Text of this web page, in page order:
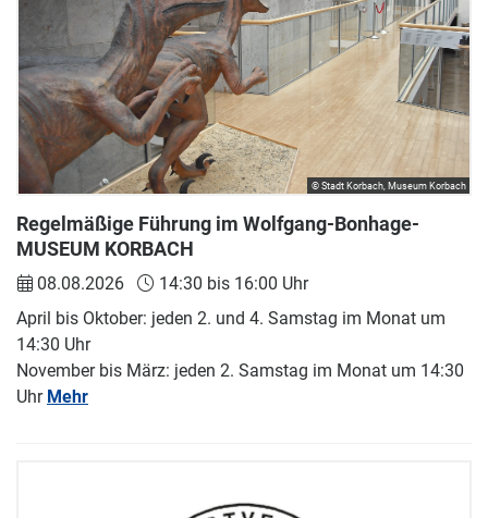
Regelmäßige Führung im Wolfgang-Bonhage-
MUSEUM KORBACH
08.08.2026
14:30 bis 16:00 Uhr
April bis Oktober: jeden 2. und 4. Samstag im Monat um
14:30 Uhr
November bis März: jeden 2. Samstag im Monat um 14:30
Uhr Mehr
© Stadt Korbach, Museum Korbach